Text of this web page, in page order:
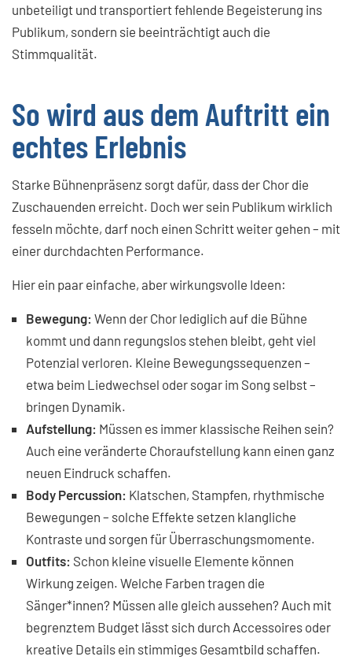
unbeteiligt und transportiert fehlende Begeisterung ins
Publikum, sondern sie beeinträchtigt auch die
Stimmqualität.
So wird aus dem Auftritt ein
echtes Erlebnis
Starke Bühnenpräsenz sorgt dafür, dass der Chor die
Zuschauenden erreicht. Doch wer sein Publikum wirklich
fesseln möchte, darf noch einen Schritt weiter gehen – mit
einer durchdachten Performance.
Hier ein paar einfache, aber wirkungsvolle Ideen:
Bewegung: Wenn der Chor lediglich auf die Bühne
kommt und dann regungslos stehen bleibt, geht viel
Potenzial verloren. Kleine Bewegungssequenzen –
etwa beim Liedwechsel oder sogar im Song selbst –
bringen Dynamik.
Aufstellung: Müssen es immer klassische Reihen sein?
Auch eine veränderte Choraufstellung kann einen ganz
neuen Eindruck schaffen.
Body Percussion: Klatschen, Stampfen, rhythmische
Bewegungen – solche Effekte setzen klangliche
Kontraste und sorgen für Überraschungsmomente.
Outfits: Schon kleine visuelle Elemente können
Wirkung zeigen. Welche Farben tragen die
Sänger*innen? Müssen alle gleich aussehen? Auch mit
begrenztem Budget lässt sich durch Accessoires oder
kreative Details ein stimmiges Gesamtbild schaffen.